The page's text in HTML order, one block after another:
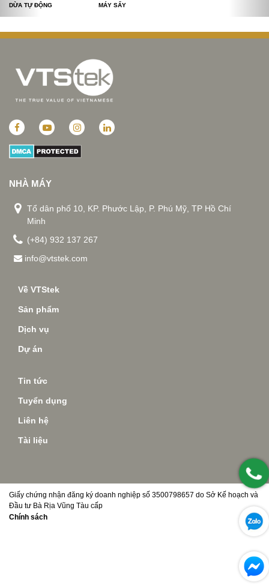
DỪA TỰ ĐỘNG
MÁY SẤY
NHÀ MÁY
Tổ dân phố 10, KP. Phước Lập, P. Phú Mỹ, TP Hồ Chí
Minh
(+84) 932 137 267
info@vtstek.com
Về VTStek
Sản phẩm
Dịch vụ
Dự án
Tin tức
Tuyển dụng
Liên hệ
Tài liệu
Giấy chứng nhận đăng ký doanh nghiệp số 3500798657 do Sở Kế hoạch và
Đầu tư Bà Rịa Vũng Tàu cấp
Chính sách
Copyright © Digifos